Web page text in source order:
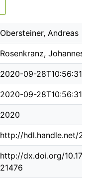
Obersteiner, Andreas
Rosenkranz, Johannes
2020-09-28T10:56:31Z
2020-09-28T10:56:31Z
2020
http://hdl.handle.net/
http://dx.doi.org/
21476